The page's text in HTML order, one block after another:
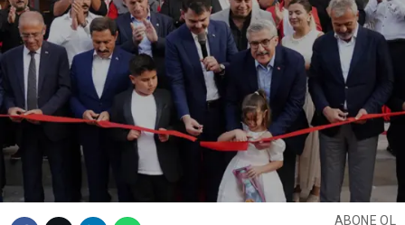
ABONE OL